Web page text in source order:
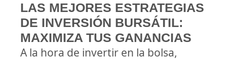
LAS MEJORES ESTRATEGIAS
DE INVERSIÓN BURSÁTIL:
MAXIMIZA TUS GANANCIAS
A la hora de invertir en la bolsa,